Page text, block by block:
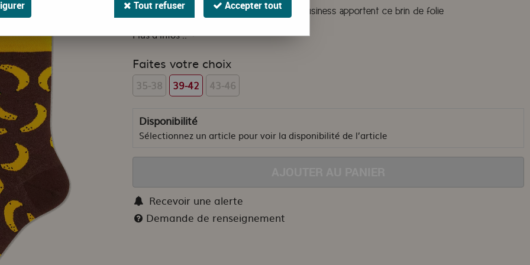
Pour danser en toute liberté, les monkey business apportent ce brin de folie
Plus d'infos ..
Faites votre choix
35-38 39-42 43-46
Disponibilité
Sélectionnez un article pour voir la disponibilité de l’article
Recevoir une alerte
Demande de renseignement
Tout refuser Accepter tout